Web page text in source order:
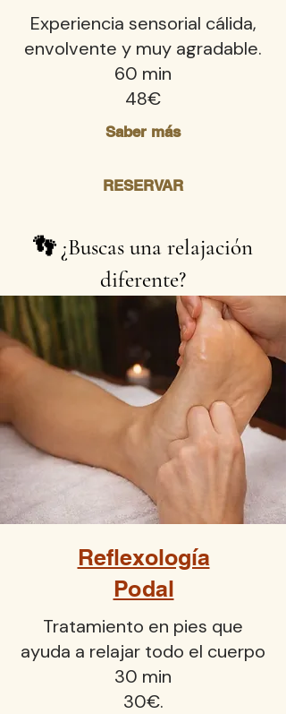
Experiencia sensorial cálida,
envolvente y muy agradable.
60 min
48€
Saber más
RESERVAR
👣 ¿Buscas una relajación
diferente?
Reflexología
Podal
Tratamiento en pies que
ayuda a relajar todo el cuerpo
30 min
30€.